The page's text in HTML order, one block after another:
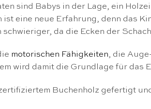
sind Babys in der Lage, ein
ist eine neue Erfahrung, denn das
schwieriger, da die Ecken der
motorischen Fähigkeiten, die
wird damit die Grundlage für das
Buchenholz gefertigt